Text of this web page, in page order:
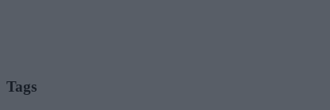
Tags